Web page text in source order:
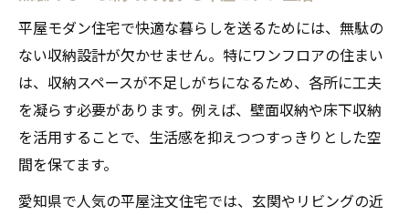
平屋モダン住宅で快適な暮らしを送るためには、無駄の
ない収納設計が欠かせません。特にワンフロアの住まい
は、収納スペースが不足しがちになるため、各所に工夫
を凝らす必要があります。例えば、壁面収納や床下収納
を活用することで、生活感を抑えつつすっきりとした空
間を保てます。
愛知県で人気の平屋注文住宅では、玄関やリビングの近